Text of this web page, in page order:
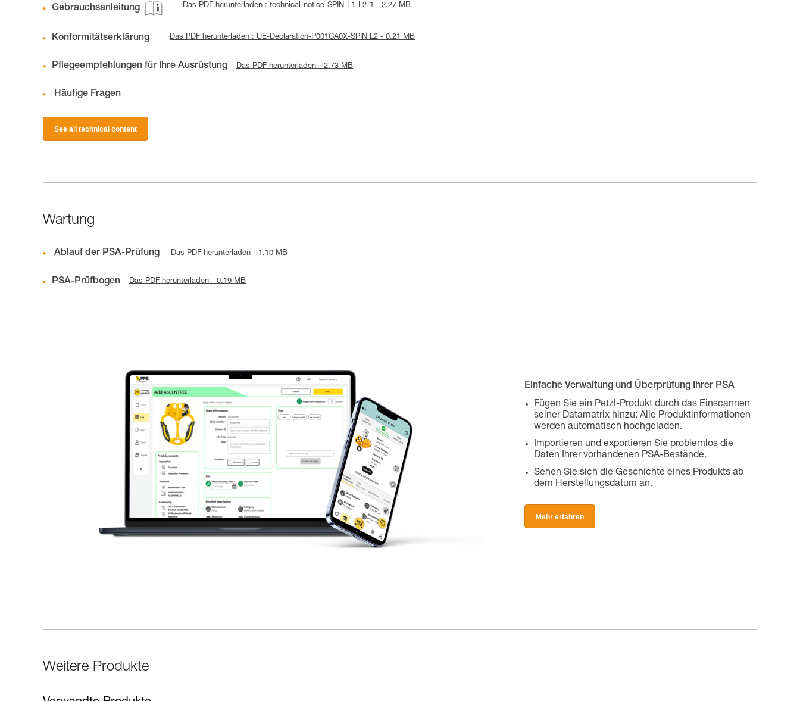
Gebrauchsanleitung Das PDF herunterladen : technical-notice-SPIN-L1-L2-1 - 2.27 MB
Konformitätserklärung Das PDF herunterladen : UE-Declaration-P001CA0X-SPIN L2 - 0.21 MB
Pflegeempfehlungen für Ihre Ausrüstung Das PDF herunterladen - 2.73 MB
Häufige Fragen
See all technical content
Wartung
Ablauf der PSA-Prüfung Das PDF herunterladen - 1.10 MB
PSA-Prüfbogen Das PDF herunterladen - 0.19 MB
Einfache Verwaltung und Überprüfung Ihrer PSA
Fügen Sie ein Petzl-Produkt durch das Einscannen
seiner Datamatrix hinzu: Alle Produktinformationen
werden automatisch hochgeladen.
Importieren und exportieren Sie problemlos die
Daten Ihrer vorhandenen PSA-Bestände.
Sehen Sie sich die Geschichte eines Produkts ab
dem Herstellungsdatum an.
Mehr erfahren
Weitere Produkte